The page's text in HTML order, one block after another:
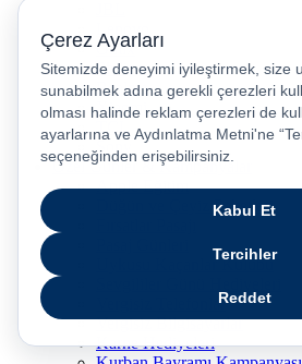
Lenovo
Omix
Philips
Realme
Xiaomi
Sony
Özel Günler & Kampanyalar
Apple Eğitim
Düğün ve Çeyiz Paketleri
Uykusu Kaçanlar Kulübü
Vergisiz Telefonlar
Vergisiz Bilgisayarlar
Karne Hediyeleri